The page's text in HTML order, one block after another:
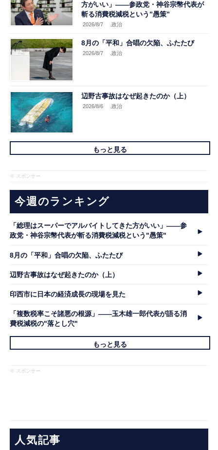
方がいい」――参政党・神谷宗幣代表が
斬る消費税減税という”愚策”
2026/8/7 .政治
8月の「平和」合唱の欠陥、ふたたび
2026/8/7 .政治
辺野古事故はなぜ起きたのか（上）
2026/8/6 .政治
もっと見る
※ スポンサー
今週のランキング
「総理はスーパーでアルバイトしてきた方がいい」――参
政党・神谷宗幣代表が斬る消費税減税という"愚策"
8月の「平和」合唱の欠陥、ふたたび
辺野古事故はなぜ起きたのか（上）
印西市に日本の経済成長の現場を見た
「複数税率こそ諸悪の根源」――玉木雄一郎代表が語る消
費税減税の"落とし穴"
もっと見る
※ スポンサー
人気記事